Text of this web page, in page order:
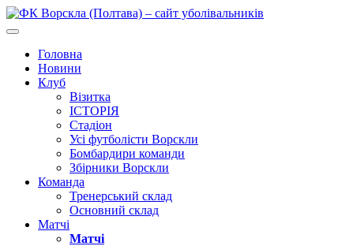
Головна
Новини
Клуб
Візитка
ІСТОРІЯ
Стадіон
Усі футболісти Ворскли
Бомбардири команди
Збірники Ворскли
Команда
Тренерський склад
Основний склад
Матчі
Матчі